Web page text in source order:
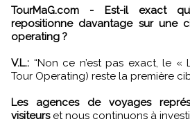
TourMaG.com - Est-il exact
repositionne davantage sur une
operating ?
V.L.: “Non ce n’est pas exact, le «
Tour Operating) reste la première
Les agences de voyages
visiteurset nous continuons à